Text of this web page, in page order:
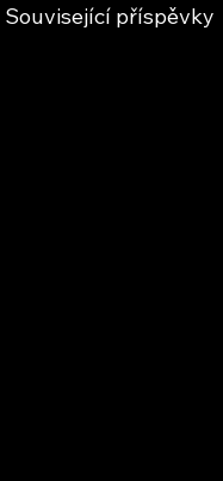
Související příspěvky